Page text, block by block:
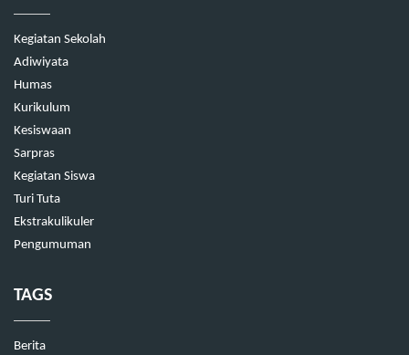
Kegiatan Sekolah
Adiwiyata
Humas
Kurikulum
Kesiswaan
Sarpras
Kegiatan Siswa
Turi Tuta
Ekstrakulikuler
Pengumuman
TAGS
Berita